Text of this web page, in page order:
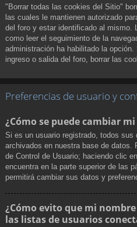
"Borrar todas las cookies del Sitio"
las cuales le mantienen autorizado
del foro y estar identificado al mismo.
como leer el seguimiento de la
administración ha habilitado la
ingreso o salida del foro, borrar las
Preferencias de usuario y
¿Cómo se puede cambiar
Si es un usuario registrado, todos
archivados en nuestra base de datos.
de Control de Usuario; haciendo clic
encuentra en la parte superior de las
permitirá cambiar sus datos y
¿Cómo evito que mi
las listas de usuarios